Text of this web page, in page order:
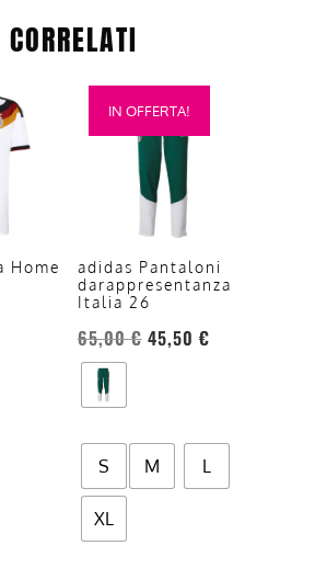
Home
IN OFFERTA!
adidas Pantaloni
darappresentanza
Italia 26
65,00€ 45,50 €
S M L
XL
Questo
prodotto
varianti.
opzioni
possono
essere
scelte
nella
pagina
prodotto